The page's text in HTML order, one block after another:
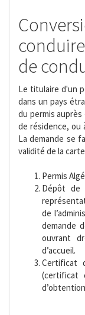
de
Le titulaire d'un
dans un pays
du permis
de résidence, ou
La demande se
validité de la
Permis
Dépôt de
de
demande
ouvrant
d’accueil.
Certificat
(certificat